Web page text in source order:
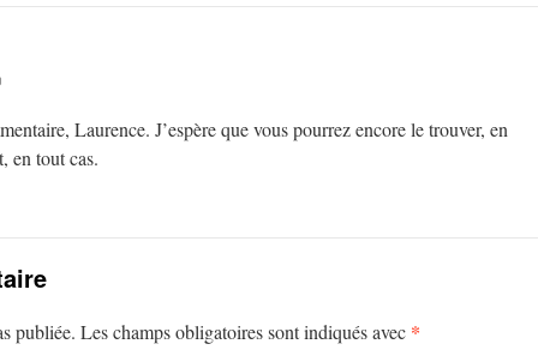
Laurence. J’espère que vous pourrez encore le trouver, en
en tout cas.
publiée. Les champs obligatoires sont indiqués avec *